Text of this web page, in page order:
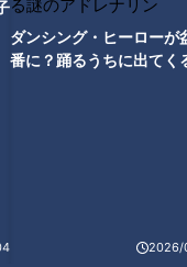
ダンシング・ヒーローが
番に？踊るうちに出てく
2026/